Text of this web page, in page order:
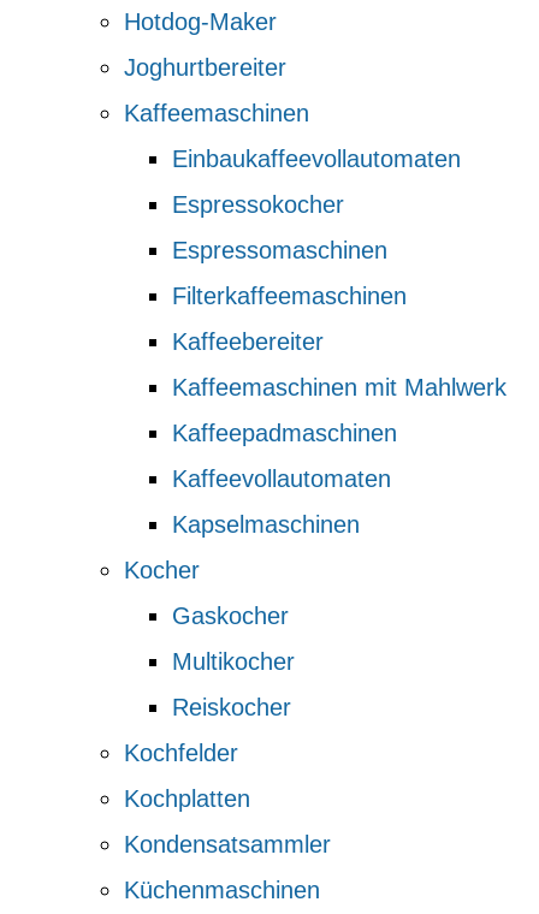
Hotdog-Maker
Joghurtbereiter
Kaffeemaschinen
Einbaukaffeevollautomaten
Espressokocher
Espressomaschinen
Filterkaffeemaschinen
Kaffeebereiter
Kaffeemaschinen mit Mahlwerk
Kaffeepadmaschinen
Kaffeevollautomaten
Kapselmaschinen
Kocher
Gaskocher
Multikocher
Reiskocher
Kochfelder
Kochplatten
Kondensatsammler
Küchenmaschinen